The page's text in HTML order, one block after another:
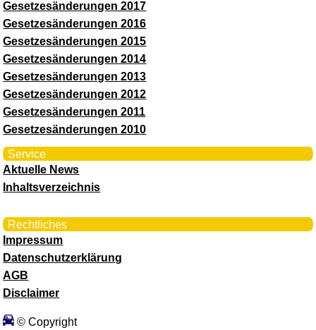
Gesetzesänderungen 2017
Gesetzesänderungen 2016
Gesetzesänderungen 2015
Gesetzesänderungen 2014
Gesetzesänderungen 2013
Gesetzesänderungen 2012
Gesetzesänderungen 2011
Gesetzesänderungen 2010
Service
Aktuelle News
Inhaltsverzeichnis
Rechtliches
Impressum
Datenschutzerklärung
AGB
Disclaimer
© Copyright